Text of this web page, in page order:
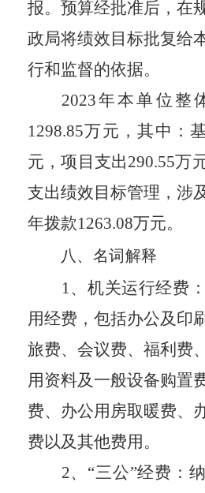
报。 预算经批准后，在
政局将绩效目标批复给
行和监督的依据。
2023年本单位整
1298.85万元，其中：
元，项目支出290.55万
支出绩效目标管理，涉
年拨款1263.08万元。
八 、名词解释
1、机关运行经费
用经费，包括办公及印
旅费、会议费、福利费
用资料及一般设备购置
费、办公用房取暖费、
费以及其他费用。
2、“三公”经费：